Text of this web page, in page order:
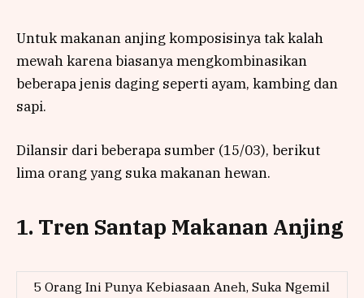
Untuk makanan anjing komposisinya tak kalah
mewah karena biasanya mengkombinasikan
beberapa jenis daging seperti ayam, kambing dan
sapi.
Dilansir dari beberapa sumber (15/03), berikut
lima orang yang suka makanan hewan.
1. Tren Santap Makanan Anjing
5 Orang Ini Punya Kebiasaan Aneh, Suka Ngemil